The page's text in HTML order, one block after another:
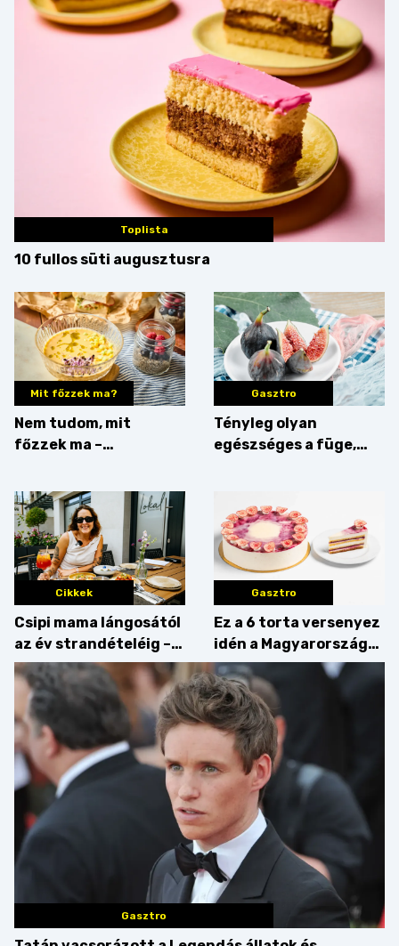
Toplista
10 fullos süti augusztusra
Mit főzzek ma?
Nem tudom, mit
főzzek ma –
Gasztro
Tényleg olyan
egészséges a füge,
Cikkek
Csipi mama lángosától
az év strandételéig –
idén is felzabáltuk a
Balaton déli partját
Gasztro
Ez a 6 torta versenyez
idén a Magyarország
tortája címért
Gasztro